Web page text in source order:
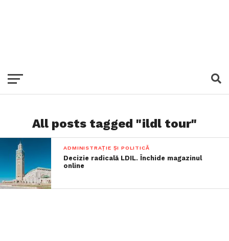
All posts tagged "ildl tour"
ADMINISTRAȚIE ȘI POLITICĂ
Decizie radicală LDIL. Închide magazinul
online